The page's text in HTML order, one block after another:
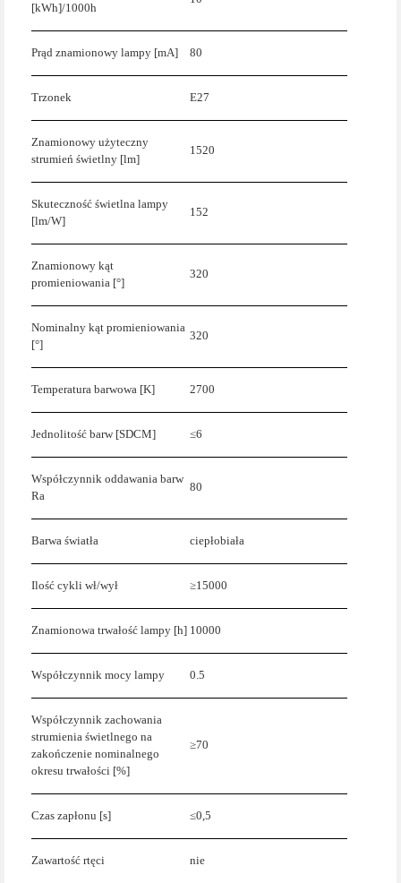
[kWh]/1000h
Prąd znamionowy lampy [mA] 80
Trzonek E27
Znamionowy użyteczny
strumień świetlny [lm]
1520
Skuteczność świetlna lampy
[lm/W]
152
Znamionowy kąt
promieniowania [°]
320
Nominalny kąt promieniowania
[°]
320
Temperatura barwowa [K] 2700
Jednolitość barw [SDCM] ≤6
Współczynnik oddawania barw
Ra
80
Barwa światła ciepłobiała
Ilość cykli wł/wył ≥15000
Znamionowa trwałość lampy [h] 10000
Współczynnik mocy lampy 0.5
Współczynnik zachowania
strumienia świetlnego na
zakończenie nominalnego
okresu trwałości [%]
≥70
Czas zapłonu [s] ≤0,5
Zawartość rtęci nie